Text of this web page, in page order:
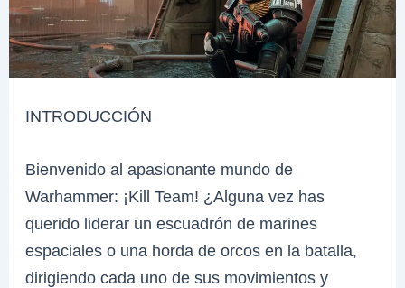
INTRODUCCIÓN
Bienvenido al apasionante mundo de
Warhammer: ¡Kill Team! ¿Alguna vez has
querido liderar un escuadrón de marines
espaciales o una horda de orcos en la batalla,
dirigiendo cada uno de sus movimientos y